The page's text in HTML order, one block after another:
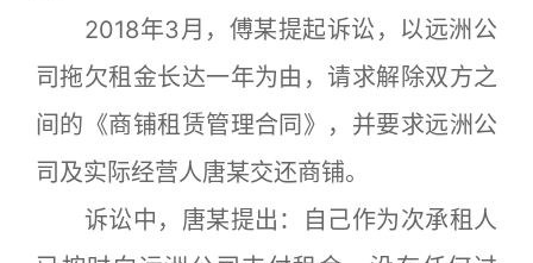
2018年3月，傅某提起诉讼，以远洲公
司拖欠租金长达一年为由，请求解除双方之
间的《商铺租赁管理合同》，并要求远洲公
司及实际经营人唐某交还商铺。
诉讼中，唐某提出：自己作为次承租人